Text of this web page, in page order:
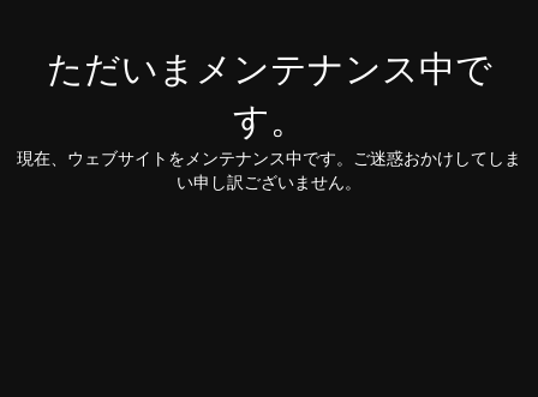
ただいまメンテナンス中で
す。
現在、ウェブサイトをメンテナンス中です。ご迷惑おかけしてしま
い申し訳ございません。